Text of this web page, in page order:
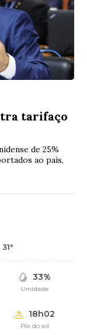
tarifaço
de 25%
ao país,
31°
33%
Umidade
18h02
Pôr do sol